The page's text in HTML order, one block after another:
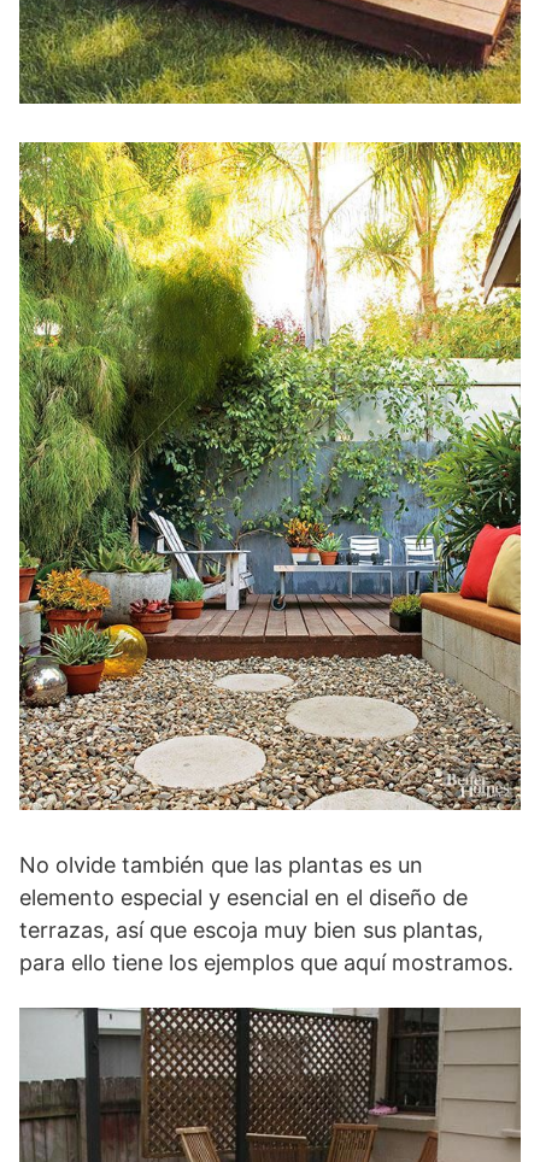
No olvide también que las plantas es un
elemento especial y esencial en el diseño de
terrazas, así que escoja muy bien sus plantas,
para ello tiene los ejemplos que aquí mostramos.